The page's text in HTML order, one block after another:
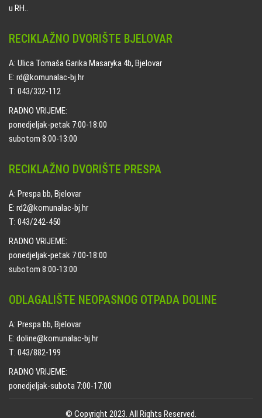
u RH..
RECIKLAŽNO DVORIŠTE BJELOVAR
A: Ulica Tomaša Garika Masaryka 4b, Bjelovar
E: rd@komunalac-bj.hr
T: 043/332-112
RADNO VRIJEME:
ponedjeljak-petak 7:00-18:00
subotom 8:00-13:00
RECIKLAŽNO DVORIŠTE PRESPA
A: Prespa bb, Bjelovar
E: rd2@komunalac-bj.hr
T: 043/242-450
RADNO VRIJEME:
ponedjeljak-petak 7:00-18:00
subotom 8:00-13:00
ODLAGALIŠTE NEOPASNOG OTPADA DOLINE
A: Prespa bb, Bjelovar
E: doline@komunalac-bj.hr
T: 043/882-199
RADNO VRIJEME:
ponedjeljak-subota 7:00-17:00
© Copyright 2023. All Rights Reserved.